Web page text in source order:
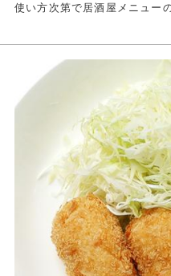
使い方次第で居酒屋メニュー